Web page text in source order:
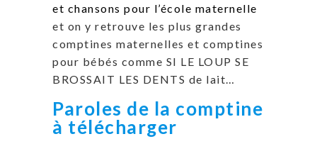
et chansons pour l’école maternelle
et on y retrouve les plus grandes
comptines maternelles et comptines
pour bébés comme SI LE LOUP SE
BROSSAIT LES DENTS de lait…
Paroles de la comptine
à télécharger